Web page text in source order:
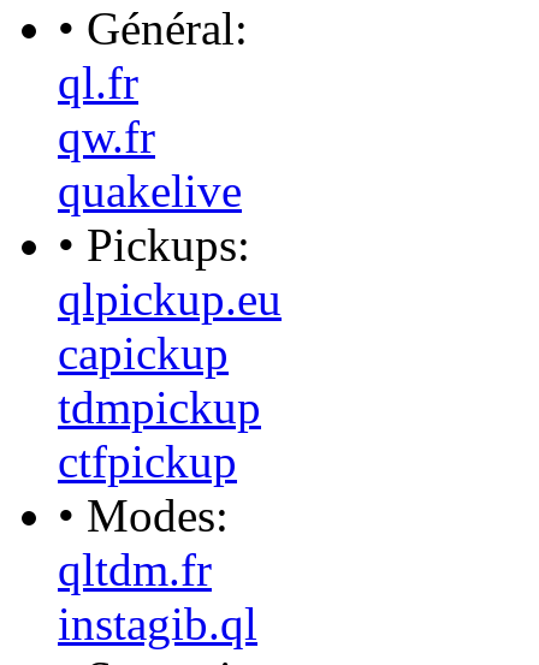
• Général:
ql.fr
qw.fr
quakelive
• Pickups:
qlpickup.eu
capickup
tdmpickup
ctfpickup
• Modes:
qltdm.fr
instagib.ql